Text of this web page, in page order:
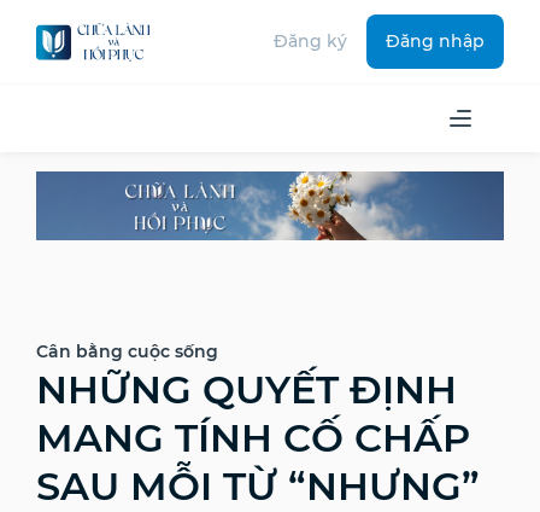
Đăng ký Đăng nhập
Cân bằng cuộc sống
NHỮNG QUYẾT ĐỊNH
MANG TÍNH CỐ CHẤP
SAU MỖI TỪ “NHƯNG”